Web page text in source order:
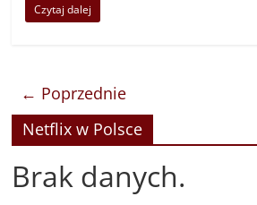
Czytaj dalej
← Poprzednie
Netflix w Polsce
Brak danych.